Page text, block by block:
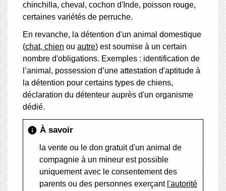
chinchilla, cheval, cochon d'Inde, poisson rouge,
certaines variétés de perruche.
En revanche, la détention d'un animal domestique
(chat, chien ou autre) est soumise à un certain
nombre d'obligations. Exemples : identification de
l’animal, possession d’une attestation d'aptitude à
la détention pour certains types de chiens,
déclaration du détenteur auprès d'un organisme
dédié.
info À savoir
la vente ou le don gratuit d'un animal de
compagnie à un mineur est possible
uniquement avec le consentement des
parents ou des personnes exerçant l'autorité